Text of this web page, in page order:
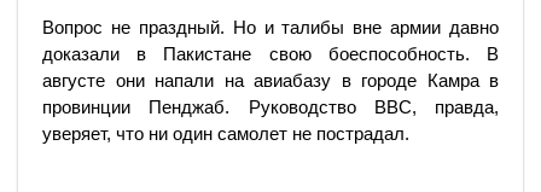
Вопрос не праздный. Но и талибы вне армии давно
доказали в Пакистане свою боеспособность. В
августе они напали на авиабазу в городе Камра в
провинции Пенджаб. Руководство ВВС, правда,
уверяет, что ни один самолет не пострадал.